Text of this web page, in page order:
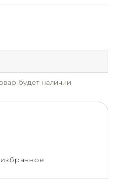
будет наличии